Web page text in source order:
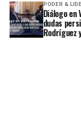
PODER &
Diálogo en
dudas
Rodríguez